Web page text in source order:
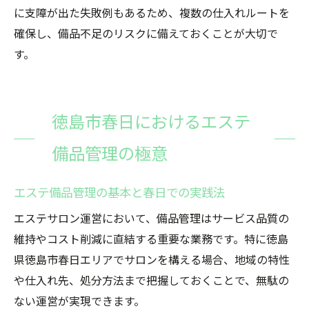
に支障が出た失敗例もあるため、複数の仕入れルートを
確保し、備品不足のリスクに備えておくことが大切で
す。
徳島市春日におけるエステ
備品管理の極意
エステ備品管理の基本と春日での実践法
エステサロン運営において、備品管理はサービス品質の
維持やコスト削減に直結する重要な業務です。特に徳島
県徳島市春日エリアでサロンを構える場合、地域の特性
や仕入れ先、処分方法まで把握しておくことで、無駄の
ない運営が実現できます。